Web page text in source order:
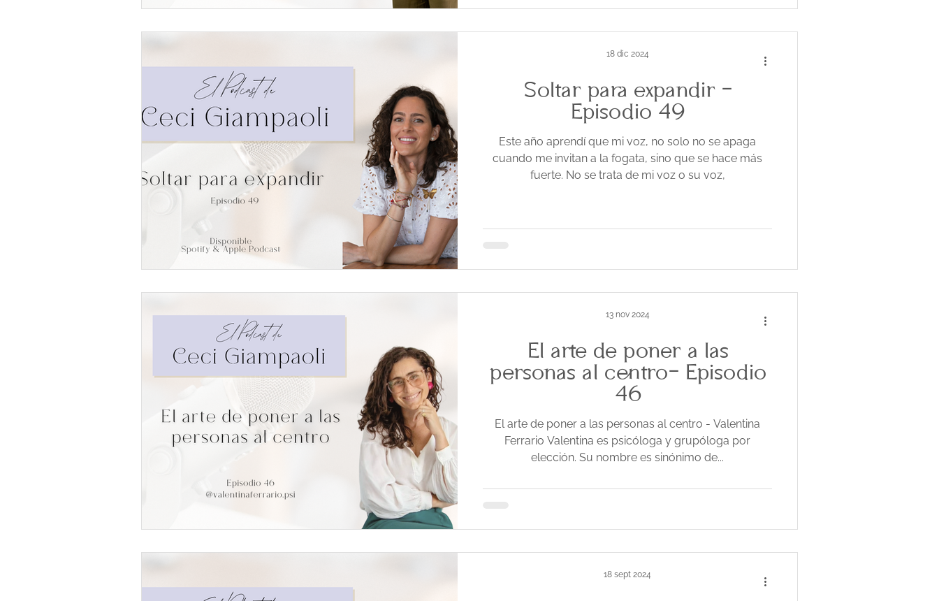
Soltar para expandir -
Episodio 49
Este año aprendí que mi voz, no solo no se apaga
cuando me invitan a la fogata, sino que se hace más
fuerte. No se trata de mi voz o su voz,
18 dic 2024
El arte de poner a las
personas al centro- Episodio
46
El arte de poner a las personas al centro - Valentina
Ferrario Valentina es psicóloga y grupóloga por
elección. Su nombre es sinónimo de...
13 nov 2024
18 sept 2024